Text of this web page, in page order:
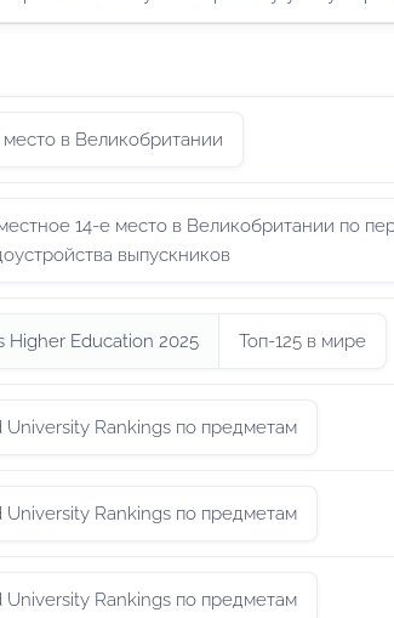
место в Великобритании
14-е место в Великобритании по
выпускников
Higher Education 2025 Топ-125 в мире
Rankings по предметам
Rankings по предметам
Rankings по предметам